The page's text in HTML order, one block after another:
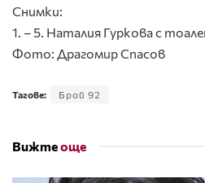
Снимки:
1. – 5. Наталия Гуркова с
Фото: Драгомир Спасов
Тагове: Брой 92
Вижтеоще